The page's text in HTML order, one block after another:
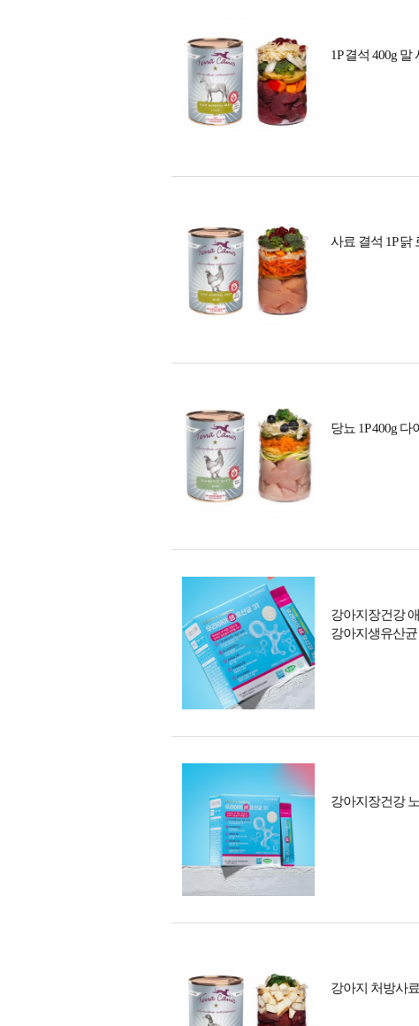
1P 결석 400g
사료 결석 1P 닭
당뇨 1P 400g
강아지장건강
강아지생유산균
강아지장건강
강아지 처방사